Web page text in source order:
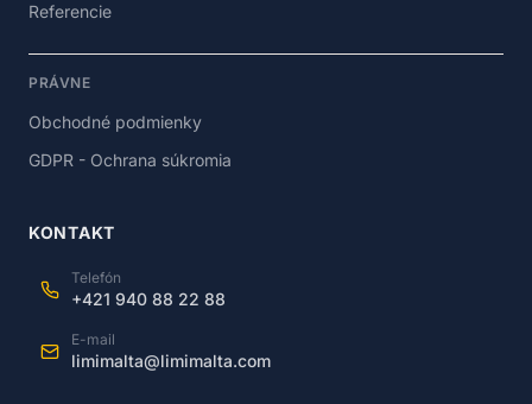
Referencie
PRÁVNE
Obchodné podmienky
GDPR - Ochrana súkromia
KONTAKT
Telefón
+421 940 88 22 88
E-mail
limimalta@limimalta.com